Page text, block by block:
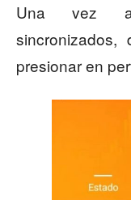
Una vez
presionar en